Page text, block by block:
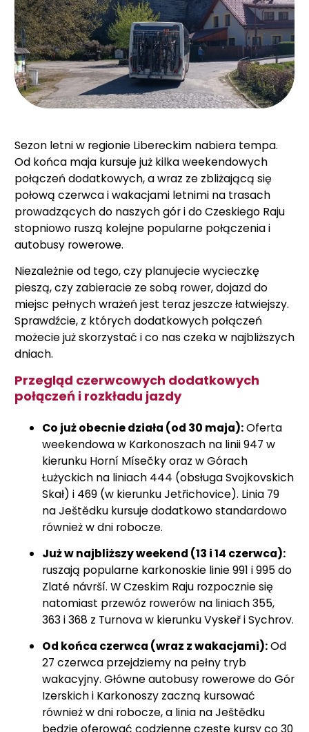
Sezon letni w regionie Libereckim nabiera tempa.
Od końca maja kursuje już kilka weekendowych
połączeń dodatkowych, a wraz ze zbliżającą się
połową czerwca i wakacjami letnimi na trasach
prowadzących do naszych gór i do Czeskiego Raju
stopniowo ruszą kolejne popularne połączenia i
autobusy rowerowe.
Niezależnie od tego, czy planujecie wycieczkę
pieszą, czy zabieracie ze sobą rower, dojazd do
miejsc pełnych wrażeń jest teraz jeszcze łatwiejszy.
Sprawdźcie, z których dodatkowych połączeń
możecie już skorzystać i co nas czeka w najbliższych
dniach.
Przegląd czerwcowych dodatkowych
połączeń i rozkładu jazdy
Co już obecnie działa (od 30 maja):Oferta
weekendowa w Karkonoszach na linii 947 w
kierunku Horní Mísečky oraz w Górach
Łużyckich na liniach 444 (obsługa Svojkovskich
Skał) i 469 (w kierunku Jetřichovice). Linia 79
na Ještědku kursuje dodatkowo standardowo
również w dni robocze.
Już w najbliższy weekend (13 i 14 czerwca):
ruszają popularne karkonoskie linie 991 i 995 do
Zlaté návrší. W Czeskim Raju rozpocznie się
natomiast przewóz rowerów na liniach 355,
363 i 368 z Turnova w kierunku Vyskeř i Sychrov.
Od końca czerwca (wraz z wakacjami):Od
27 czerwca przejdziemy na pełny tryb
wakacyjny. Główne autobusy rowerowe do Gór
Izerskich i Karkonoszy zaczną kursować
również w dni robocze, a linia na Ještědku
będzie oferować codzienne częste kursy co 30